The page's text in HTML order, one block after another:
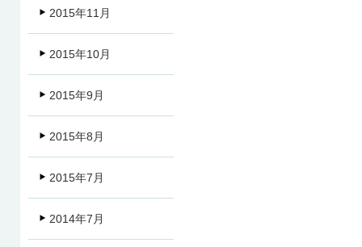
2015年11月
2015年10月
2015年9月
2015年8月
2015年7月
2014年7月